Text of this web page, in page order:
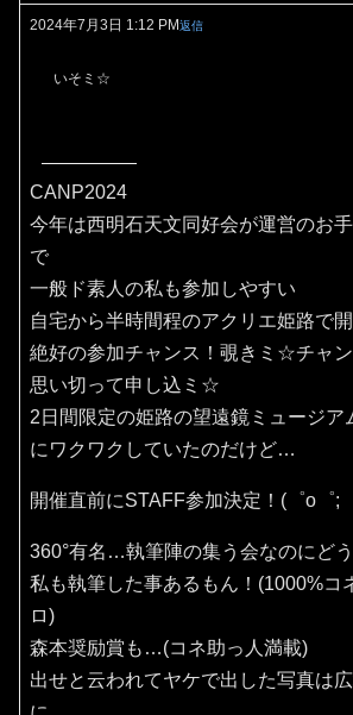
2024年7月3日 1:12 PM返信
いそミ☆
CANP2024
今年は西明石天文同好会が運営のお
で
一般ド素人の私も参加しやすい
自宅から半時間程のアクリエ姫路で開
絶好の参加チャンス！覗きミ☆チャ
思い切って申し込ミ☆
2日間限定の姫路の望遠鏡ミュージア
にワクワクしていたのだけど…
開催直前にSTAFF参加決定！(⁠゜⁠o⁠゜⁠;
360°有名…執筆陣の集う会なのにど
私も執筆した事あるもん！(1000%コ
ロ)
森本奨励賞も…(コネ助っ人満載)
出せと云われてヤケで出した写真は